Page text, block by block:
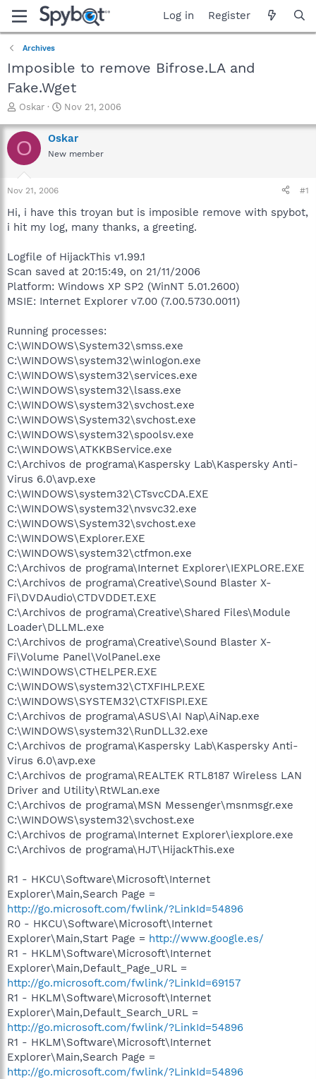
Log in Register
Archives
Imposible to remove Bifrose.LA and
Fake.Wget
T
r
e
a
t
r
t
r
Oskar
S
a
r
t
e
Nov 21, 2006
O Oskar
New member
Nov 21, 2006 #1
Hi, i have this troyan but is imposible remove with spybot,
i hit my log, many thanks, a greeting.
Logfile of HijackThis v1.99.1
Scan saved at 20:15:49, on 21/11/2006
Platform: Windows XP SP2 (WinNT 5.01.2600)
MSIE: Internet Explorer v7.00 (7.00.5730.0011)
Running processes:
C:\WINDOWS\System32\smss.exe
C:\WINDOWS\system32\winlogon.exe
C:\WINDOWS\system32\services.exe
C:\WINDOWS\system32\lsass.exe
C:\WINDOWS\system32\svchost.exe
C:\WINDOWS\System32\svchost.exe
C:\WINDOWS\system32\spoolsv.exe
C:\WINDOWS\ATKKBService.exe
C:\Archivos de programa\Kaspersky Lab\Kaspersky Anti-
Virus 6.0\avp.exe
C:\WINDOWS\system32\CTsvcCDA.EXE
C:\WINDOWS\system32\nvsvc32.exe
C:\WINDOWS\System32\svchost.exe
C:\WINDOWS\Explorer.EXE
C:\WINDOWS\system32\ctfmon.exe
C:\Archivos de programa\Internet Explorer\IEXPLORE.EXE
C:\Archivos de programa\Creative\Sound Blaster X-
Fi\DVDAudio\CTDVDDET.EXE
C:\Archivos de programa\Creative\Shared Files\Module
Loader\DLLML.exe
C:\Archivos de programa\Creative\Sound Blaster X-
Fi\Volume Panel\VolPanel.exe
C:\WINDOWS\CTHELPER.EXE
C:\WINDOWS\system32\CTXFIHLP.EXE
C:\WINDOWS\SYSTEM32\CTXFISPI.EXE
C:\Archivos de programa\ASUS\AI Nap\AiNap.exe
C:\WINDOWS\system32\RunDLL32.exe
C:\Archivos de programa\Kaspersky Lab\Kaspersky Anti-
Virus 6.0\avp.exe
C:\Archivos de programa\REALTEK RTL8187 Wireless LAN
Driver and Utility\RtWLan.exe
C:\Archivos de programa\MSN Messenger\msnmsgr.exe
C:\WINDOWS\system32\svchost.exe
C:\Archivos de programa\Internet Explorer\iexplore.exe
C:\Archivos de programa\HJT\HijackThis.exe
R1 - HKCU\Software\Microsoft\Internet
Explorer\Main,Search Page =
http://go.microsoft.com/fwlink/?LinkId=54896
R0 - HKCU\Software\Microsoft\Internet
Explorer\Main,Start Page = http://www.google.es/
R1 - HKLM\Software\Microsoft\Internet
Explorer\Main,Default_Page_URL =
http://go.microsoft.com/fwlink/?LinkId=69157
R1 - HKLM\Software\Microsoft\Internet
Explorer\Main,Default_Search_URL =
http://go.microsoft.com/fwlink/?LinkId=54896
R1 - HKLM\Software\Microsoft\Internet
Explorer\Main,Search Page =
http://go.microsoft.com/fwlink/?LinkId=54896